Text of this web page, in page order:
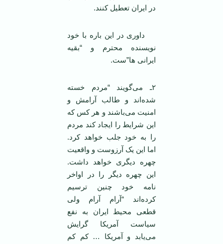
در ایران تعطیل کنند.
داوری در این باره با خود
نویسنده محترم و “بقیه
ایرانی ها”‌ست.
٢ـ می‌گویند “مردم خسته
شده‌اند و طالب آرامش و
امنیت می‌باشند و هر کس که
این شرایط را ایجاد کند مردم
را به خود جلب خواهد کرد.
اما این یک آرزوست و واقعیت
چهره دیگری خواهد داشت.
این چهره دیگر را در اواخر
نامه خود چنین ترسیم
کرده‌اند “آرام آرام ولی
قطعی محیط ایران به نفع
سیاست آمریکا گرایش
می‌یابد و آمریکا … کم کم